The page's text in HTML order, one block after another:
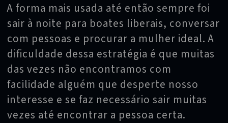
A forma mais usada até então sempre foi
sair à noite para boates liberais, conversar
com pessoas e procurar a mulher ideal. A
dificuldade dessa estratégia é que muitas
das vezes não encontramos com
facilidade alguém que desperte nosso
interesse e se faz necessário sair muitas
vezes até encontrar a pessoa certa.